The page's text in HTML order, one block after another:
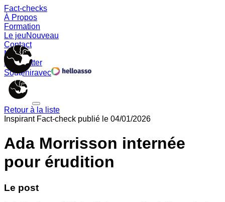
Fact-checks
À Propos
Formation
Le jeuNouveau
Contact
Memes
Newsletter
Souteniravec
Retour à la liste
InspirantFact-check publié le 04/01/2026
Ada Morrisson internée
pour érudition
Le post